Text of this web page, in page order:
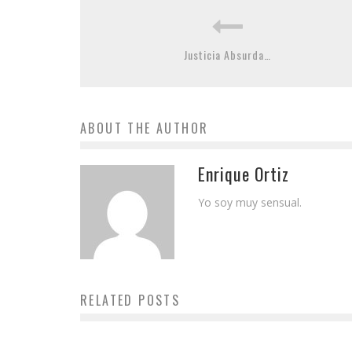
Justicia Absurda…
ABOUT THE AUTHOR
Enrique Ortiz
Yo soy muy sensual.
RELATED POSTS